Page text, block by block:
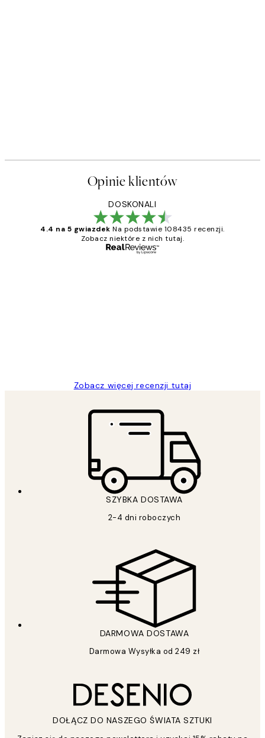
Opinie klientów
DOSKONALI
4.4 na 5 gwiazdek Na podstawie 108435 recenzji.
Zobacz niektóre z nich tutaj.
Zobacz więcej recenzji tutaj
SZYBKA DOSTAWA
2-4 dni roboczych
DARMOWA DOSTAWA
Darmowa Wysyłka od 249 zł
DOŁĄCZ DO NASZEGO ŚWIATA SZTUKI